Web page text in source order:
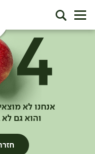
אנחנו לא
והוא גם